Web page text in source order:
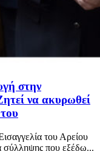
στην
να ακυρωθεί
του Αρείου
σύλληψης που εξέδω...